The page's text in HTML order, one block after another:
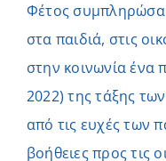
Φέτος
στα παιδιά, στις
στην κοινωνία ένα
2022) της τάξης
από τις ευχές των
βοήθειες προς τις